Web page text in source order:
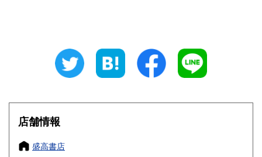
185円 三重県
大阪府
奈良県
店舗情報
盛高書店